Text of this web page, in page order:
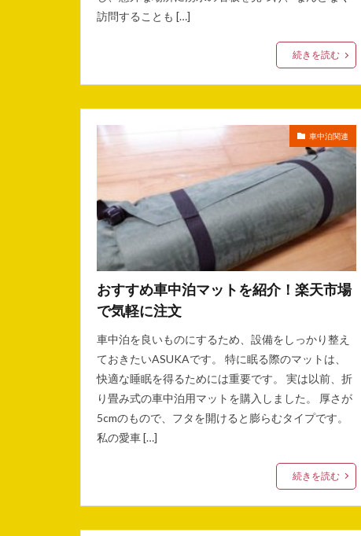
訪問することも […]
続きを読む
車中泊関連
おすすめ車中泊マットを紹介！楽天市場
で気軽に注文
車中泊を良いものにするため、設備をしっかり整え
ておきたいASUKAです。 特に眠る際のマットは、
快適な睡眠を得るためには重要です。 実は以前、折
り畳み式の車中泊用マットを購入しました。 厚さが
5cmのもので、フタを開けると膨らむタイプです。
私の愛車 […]
続きを読む